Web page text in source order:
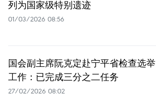
列为国家级特别遗迹
01/03/2026 08:56
国会副主席阮克定赴宁平省检查选举
工作：已完成三分之二任务
27/02/2026 08:02